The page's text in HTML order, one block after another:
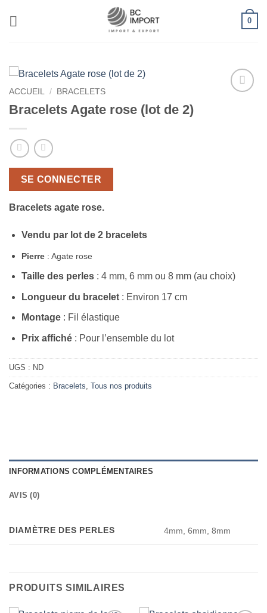
0
ACCUEIL / BRACELETS
Bracelets Agate rose (lot de 2)
SE CONNECTER
Bracelets agate rose.
Vendu par lot de 2 bracelets
Pierre: Agate rose
Taille des perles: 4 mm, 6 mm ou 8 mm (au choix)
Longueur du bracelet: Environ 17 cm
Montage: Fil élastique
Prix affiché: Pour l’ensemble du lot
UGS : ND
Catégories : Bracelets Tous nos produits
INFORMATIONS COMPLÉMENTAIRES
AVIS (0)
DIAMÈTRE DES PERLES 4mm, 6mm, 8mm
PRODUITS SIMILAIRES